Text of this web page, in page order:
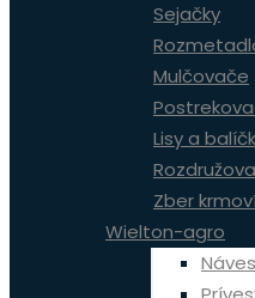
Sejačky
Mulčovače
Lisy a
Zber
Wielton-agro